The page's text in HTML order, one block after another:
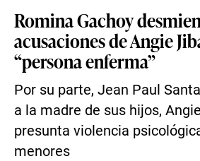
Romina Gachoy
acusaciones de Angie
“persona enferma”
Por su parte, Jean Paul
a la madre de sus hijos,
presunta violencia
menores